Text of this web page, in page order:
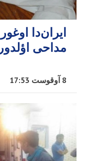
ایران‌دا
مداحی
8 آوقوست 17:53